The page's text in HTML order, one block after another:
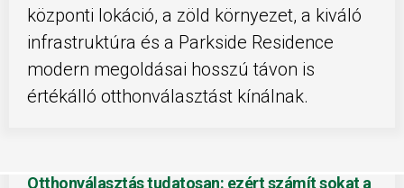
központi lokáció, a zöld környezet, a kiváló
infrastruktúra és a Parkside Residence
modern megoldásai hosszú távon is
értékálló otthonválasztást kínálnak.
Otthonválasztás tudatosan: ezért számít sokat a